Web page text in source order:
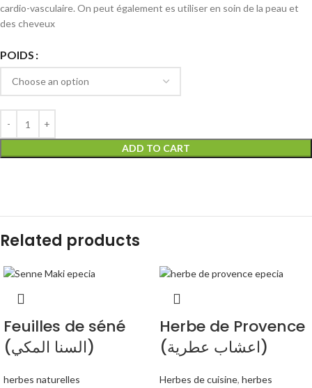
cardio-vasculaire. On peut également es utiliser en soin de la peau et
des cheveux
POIDS
ADD TO CART
Related products
Feuilles de séné
(السنا المكي)
herbes naturelles
Herbe de Provence
(اعشاب عطرية)
Herbes de cuisine, herbes